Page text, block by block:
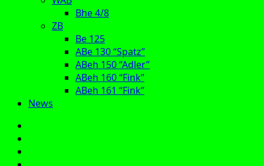
Bhe 4/8
ZB
Be 125
ABe 130 “Spatz”
ABeh 150 “Adler”
ABeh 160 “Fink”
ABeh 161 “Fink”
News